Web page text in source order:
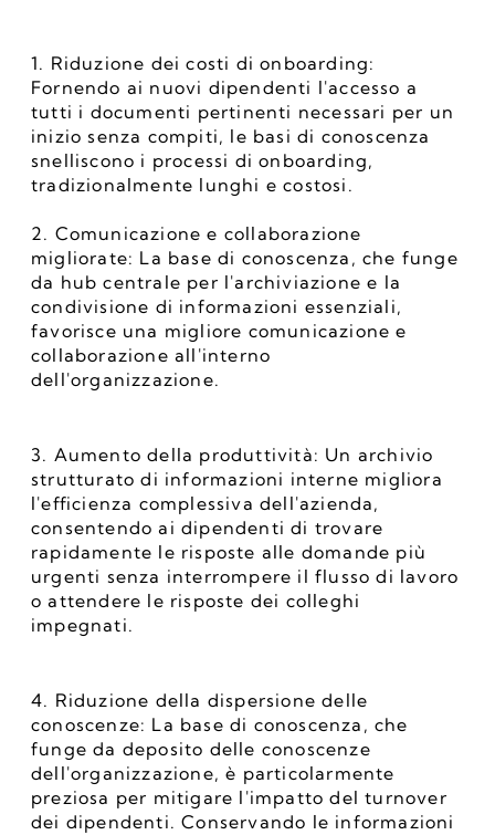
1. Riduzione dei costi di onboarding:
Fornendo ai nuovi dipendenti l'accesso a
tutti i documenti pertinenti necessari per un
inizio senza compiti, le basi di conoscenza
snelliscono i processi di onboarding,
tradizionalmente lunghi e costosi.
2. Comunicazione e collaborazione
migliorate: La base di conoscenza, che funge
da hub centrale per l'archiviazione e la
condivisione di informazioni essenziali,
favorisce una migliore comunicazione e
collaborazione all'interno
dell'organizzazione.
3. Aumento della produttività: Un archivio
strutturato di informazioni interne migliora
l'efficienza complessiva dell'azienda,
consentendo ai dipendenti di trovare
rapidamente le risposte alle domande più
urgenti senza interrompere il flusso di lavoro
o attendere le risposte dei colleghi
impegnati.
4. Riduzione della dispersione delle
conoscenze: La base di conoscenza, che
funge da deposito delle conoscenze
dell'organizzazione, è particolarmente
preziosa per mitigare l'impatto del turnover
dei dipendenti. Conservando le informazioni